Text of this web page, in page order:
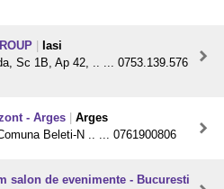
Iasi
Sc 1B, Ap 42, .. ... 0753.139.576
- Arges
Arges
Beleti-N .. ... 0761900806
salon de evenimente - Bucuresti